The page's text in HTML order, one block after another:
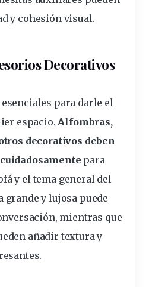
y cohesión visual.
Decorativos
para darle el
espacio.Alfombras,
decorativos deben
para
y el tema general del
grande y lujosa puede
mientras que
añadir textura y